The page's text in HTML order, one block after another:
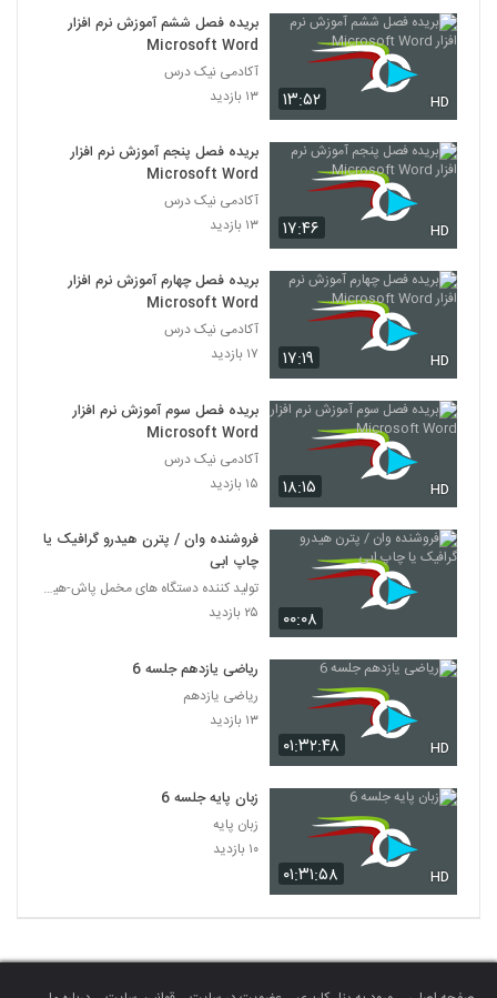
۱۳:۵۲ HD
بریده فصل ششم آموزش نرم افزار
Microsoft Word
آکادمی نیک درس
۱۳ بازدید
۱۷:۴۶ HD
بریده فصل پنجم آموزش نرم افزار
Microsoft Word
آکادمی نیک درس
۱۳ بازدید
۱۷:۱۹ HD
بریده فصل چهارم آموزش نرم افزار
Microsoft Word
آکادمی نیک درس
۱۷ بازدید
۱۸:۱۵ HD
بریده فصل سوم آموزش نرم افزار
Microsoft Word
آکادمی نیک درس
۱۵ بازدید
۰۰:۰۸
فروشنده وان / پترن هیدرو گرافیک یا
چاپ ابی
تولید کننده دستگاه های مخمل پاش-هیدروگرافیک-ابکاری
۲۵ بازدید
۰۱:۳۲:۴۸ HD
ریاضی یازدهم جلسه 6
ریاضی یازدهم
۱۳ بازدید
۰۱:۳۱:۵۸ HD
زبان پایه جلسه 6
زبان پایه
۱۰ بازدید